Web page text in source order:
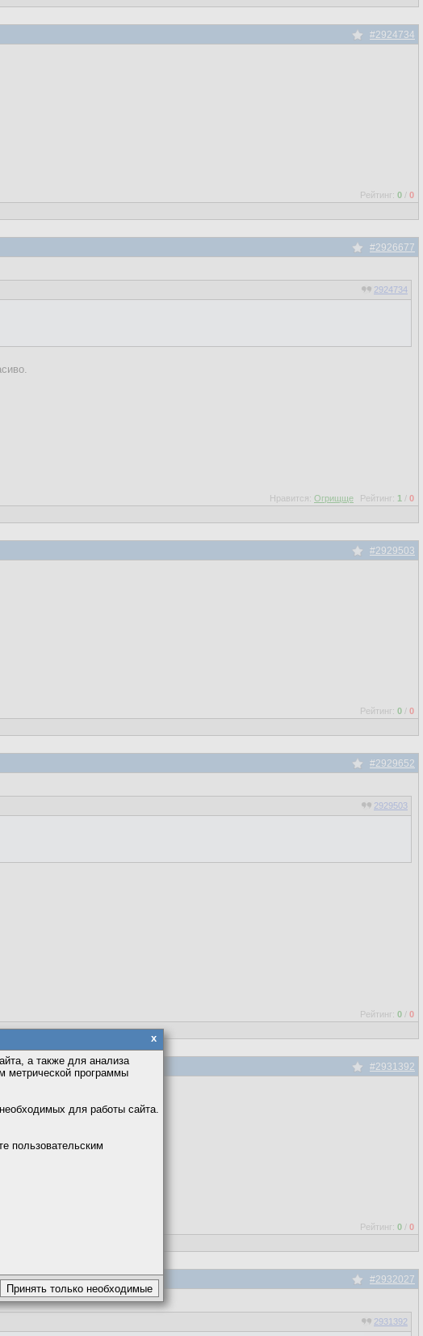
#2924734
Рейтинг: 0 / 0
#2926677
2924734
Рейтинг: 1 / 0
Нравится: Огрищще
#2929503
Рейтинг: 0 / 0
#2929652
2929503
Рейтинг: 0 / 0
#2931392
Рейтинг: 0 / 0
#2932027
2931392
x
а также для анализа
метрической программы
для работы сайта.
пользовательским